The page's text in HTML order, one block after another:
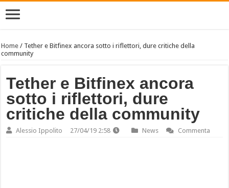
Home / Tether e Bitfinex ancora sotto i riflettori, dure critiche della
community
Tether e Bitfinex ancora
sotto i riflettori, dure
critiche della community
Alessio Ippolito 27/04/19 2:58 News Commenta